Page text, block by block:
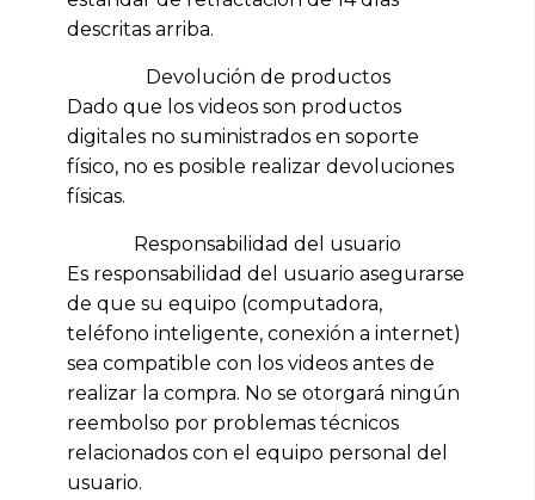
descritas arriba.
Devolución de productos
Dado que los videos son productos
digitales no suministrados en soporte
físico, no es posible realizar devoluciones
físicas.
Responsabilidad del usuario
Es responsabilidad del usuario asegurarse
de que su equipo (computadora,
teléfono inteligente, conexión a internet)
sea compatible con los videos antes de
realizar la compra. No se otorgará ningún
reembolso por problemas técnicos
relacionados con el equipo personal del
usuario.